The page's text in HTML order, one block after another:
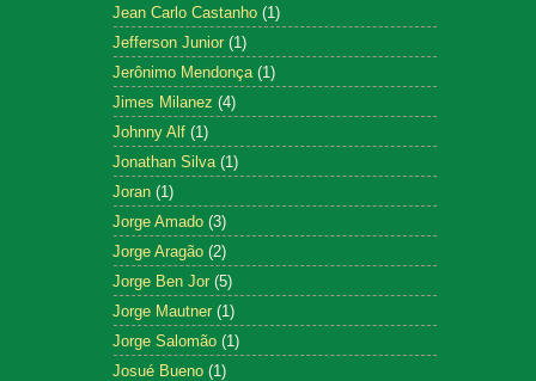
Jean Carlo Castanho (1)
Jefferson Junior (1)
Jerônimo Mendonça (1)
Jimes Milanez (4)
Johnny Alf (1)
Jonathan Silva (1)
Joran (1)
Jorge Amado (3)
Jorge Aragão (2)
Jorge Ben Jor (5)
Jorge Mautner (1)
Jorge Salomão (1)
Josué Bueno (1)